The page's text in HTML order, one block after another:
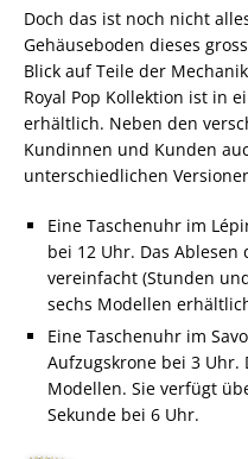
Doch das ist noch nicht
Gehäuseboden dieses
Blick auf Teile der
Royal Pop Kollektion ist in
erhältlich. Neben den
Kundinnen und Kunden
unterschiedlichen
Eine Taschenuhr im
bei 12 Uhr. Das
vereinfacht (Stunden
sechs Modellen
Eine Taschenuhr im
Aufzugskrone bei 3 Uhr.
Modellen. Sie verfügt
Sekunde bei 6 Uhr.